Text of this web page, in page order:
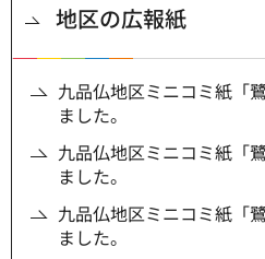
地区の広報紙
九品仏地区ミニコミ紙「
ました。
九品仏地区ミニコミ紙「
ました。
九品仏地区ミニコミ紙「
ました。